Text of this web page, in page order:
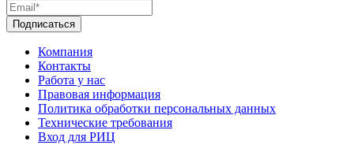
Подписаться
Компания
Контакты
Работа у нас
Правовая информация
Политика обработки персональных данных
Технические требования
Вход для РИЦ